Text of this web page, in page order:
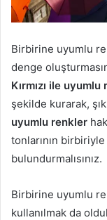
Birbirine uyumlu
denge
Kırmızı ile
şekilde kurarak,
uyumlu renkler
tonlarının
bulundurmalısınız.
Birbirine uyumlu
kullanılmak da